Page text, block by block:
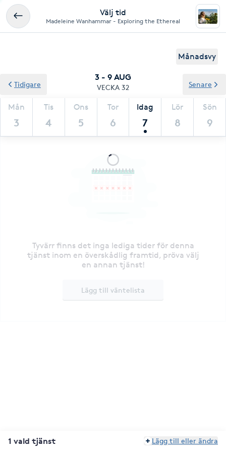
Välj tid
Madeleine Wanhammar - Exploring the Ethereal
Månadsvy
3 - 9 AUG
VECKA 32
Mån
3
Tis
4
Ons
5
Tor
6
Idag
7
Lör
8
Sön
9
Tidigare Senare
Tyvärr finns det inga lediga tider för denna
tjänst inom en överskådlig framtid, pröva välj
en annan tjänst!
Lägg till väntelista
1 vald tjänst Lägg till eller ändra